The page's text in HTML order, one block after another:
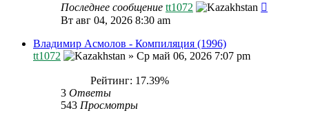
Последнее сообщение tt1072
Вт авг 04, 2026 8:30 am
Владимир Асмолов - Компиляция (1996)
tt1072
» Ср май 06, 2026 7:07 pm
Рейтинг: 17.39%
3 Ответы
543 Просмотры